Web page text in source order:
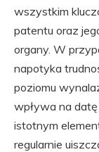
wszystkim
patentu oraz
organy. W
napotyka
poziomu
wpływa na
istotnym
regularnie